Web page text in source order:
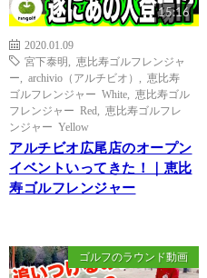
15:16
2020.01.09
宮下泰明
恵比寿ゴルフレンジャ
ー
archivio（アルチビオ）
恵比寿
ゴルフレンジャー White
恵比寿ゴル
フレンジャー Red
恵比寿ゴルフレ
ンジャー Yellow
アルチビオ広尾店のオープン
イベントいってきた！｜恵比
寿ゴルフレンジャー
ゴルフのラウンド動画